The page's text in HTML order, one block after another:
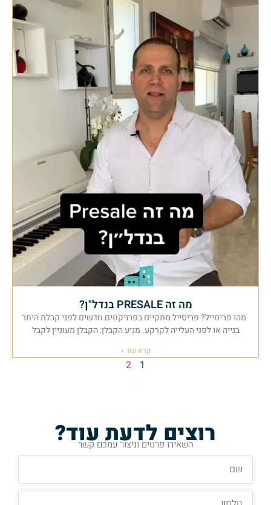
מה זה PRESALE בנדל"ן?
מהו פריסייל? פריסייל מתקיים בפרויקטים חדשים לפני קבלת היתר
בנייה או לפני העלייה לקרקע. מניע הקבלן: הקבלן מעוניין לקבל
קרא עוד »
1
2
רוצים לדעת עוד?
השאירו פרטים וניצור עמכם קשר